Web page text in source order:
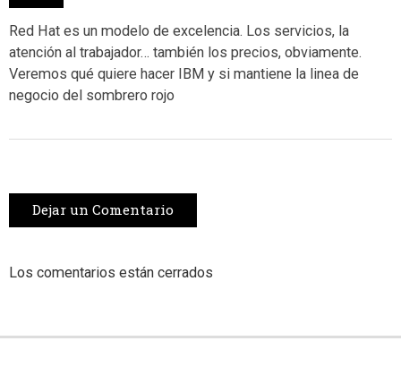
Red Hat es un modelo de excelencia. Los servicios, la
atención al trabajador… también los precios, obviamente.
Veremos qué quiere hacer IBM y si mantiene la linea de
negocio del sombrero rojo
Dejar un Comentario
Los comentarios están cerrados